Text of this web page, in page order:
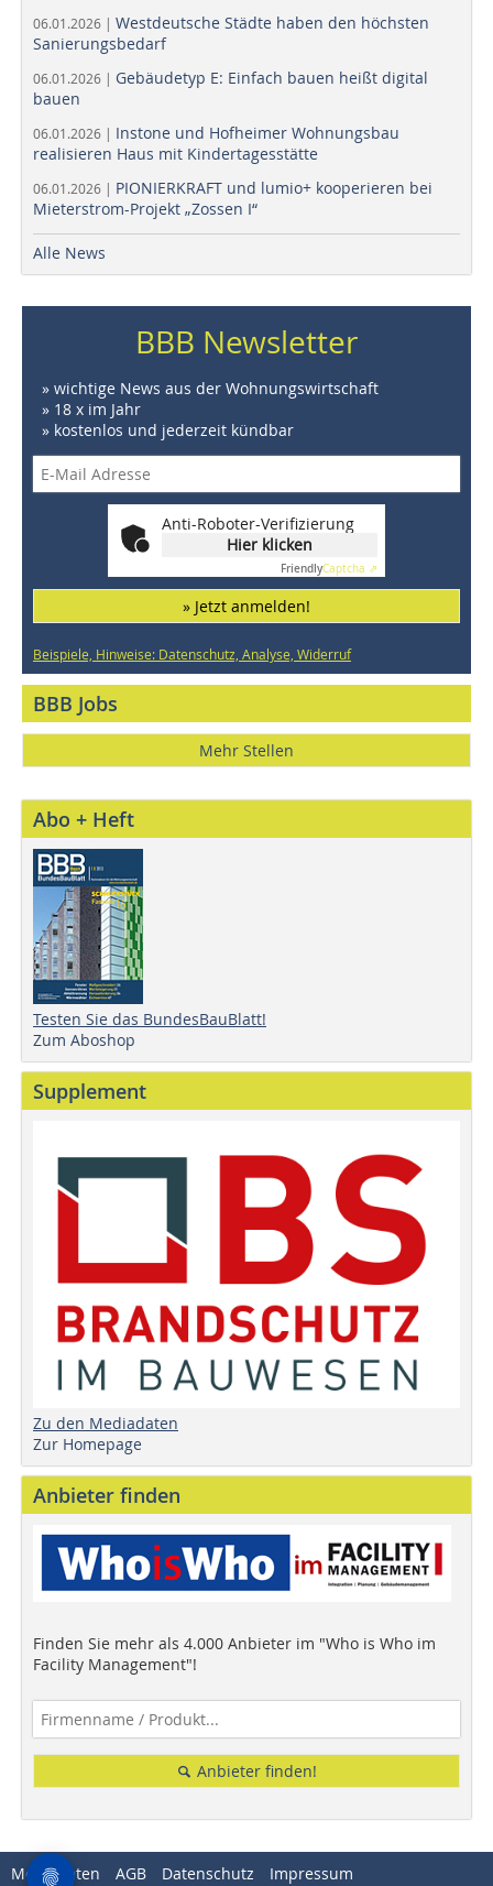
06.01.2026 | Westdeutsche Städte haben den höchsten
Sanierungsbedarf
06.01.2026 | Gebäudetyp E: Einfach bauen heißt digital
bauen
06.01.2026 | Instone und Hofheimer Wohnungsbau
realisieren Haus mit Kindertagesstätte
06.01.2026 | PIONIERKRAFT und lumio+ kooperieren bei
Mieterstrom-Projekt „Zossen I“
Alle News
BBB Newsletter
» wichtige News aus der Wohnungswirtschaft
» 18 x im Jahr
» kostenlos und jederzeit kündbar
Anti-Roboter-Verifizierung
Hier klicken
FriendlyCaptcha ⇗
» Jetzt anmelden!
Beispiele, Hinweise: Datenschutz, Analyse, Widerruf
BBB Jobs
Mehr Stellen
Abo + Heft
Testen Sie das BundesBauBlatt!
Zum Aboshop
Supplement
Zu den Mediadaten
Zur Homepage
Anbieter finden
Finden Sie mehr als 4.000 Anbieter im "Who is Who im
Facility Management"!
Anbieter finden!
Mediadaten AGB Datenschutz Impressum